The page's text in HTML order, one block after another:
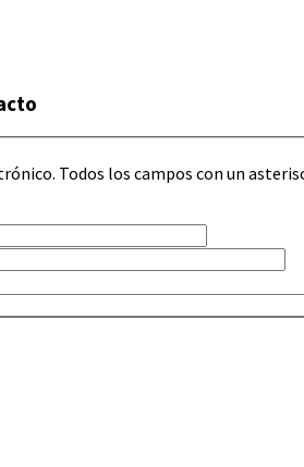
Todos los campos con un